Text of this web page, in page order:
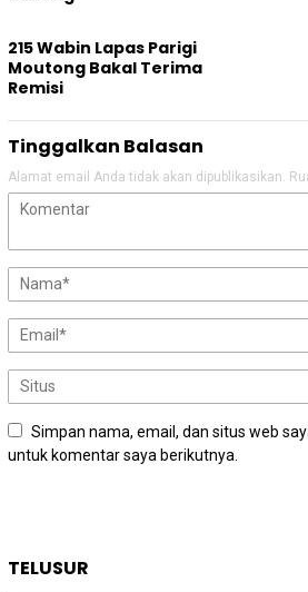
215 Wabin Lapas Parigi
Moutong Bakal Terima
Remisi
Tinggalkan Balasan
Alamat email Anda tidak akan dipublikasikan.
Simpan nama, email, dan situs web
untuk komentar saya berikutnya.
TELUSUR